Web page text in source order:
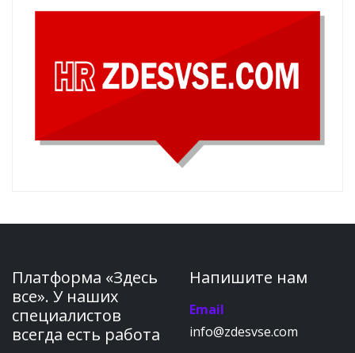
Платформа «Здесь
все». У наших
специалистов
всегда есть работа
Напишите нам
Email
info@zdesvse.com